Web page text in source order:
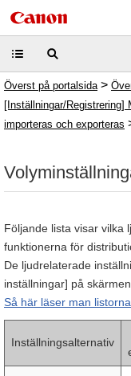
Överst på portalsida >
[Inställningar/Registrering]
importeras och exporteras
Följande lista visar vilka
funktionerna för
De ljudrelaterade
inställningar] på
Så här läser man
Inställningsalternativ